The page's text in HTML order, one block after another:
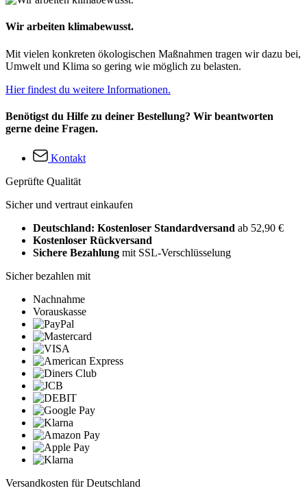
Wir arbeiten klimabewusst.
Mit vielen konkreten ökologischen Maßnahmen tragen wir dazu bei,
Umwelt und Klima so gering wie möglich zu belasten.
Hier findest du weitere Informationen.
Benötigst du Hilfe zu deiner Bestellung? Wir beantworten
gerne deine Fragen.
Kontakt
Geprüfte Qualität
Sicher und vertraut einkaufen
Deutschland: Kostenloser Standardversand ab 52,90 €
Kostenloser Rückversand
Sichere Bezahlung mit SSL-Verschlüsselung
Sicher bezahlen mit
Nachnahme
Vorauskasse
Versandkosten für Deutschland